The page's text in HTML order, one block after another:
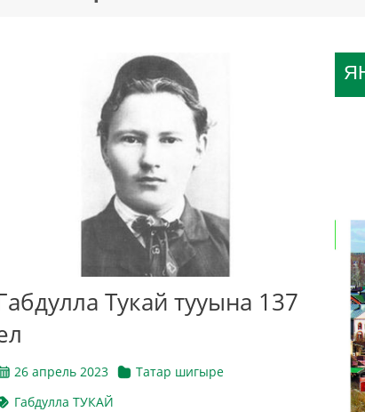
Тукай тууына 137
26 апрель 2023
Татар шигыре
Габдулла ТУКАЙ